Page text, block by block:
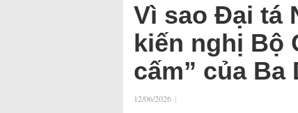
Vì sao Đại tá
kiến nghị Bộ
cấm” của Ba
12/06/2026 |